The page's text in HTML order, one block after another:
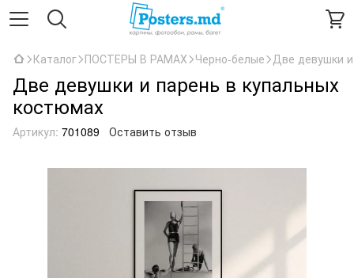
Каталог ПОСТЕРЫ В РАМАХ Черно-белые Две девушки
Две девушки и парень в купальных
костюмах
Артикул: 701089 Оставить отзыв